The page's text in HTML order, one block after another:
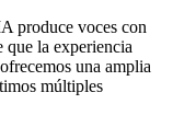
produce voces con
que la experiencia
una amplia
múltiples